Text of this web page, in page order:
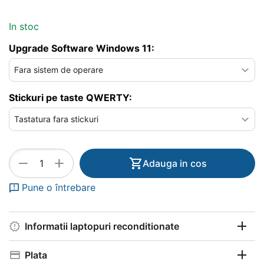
In stoc
Upgrade Software Windows 11:
Stickuri pe taste QWERTY:
+
− Adauga in cos
Pune o întrebare
Informatii laptopuri reconditionate
Plata